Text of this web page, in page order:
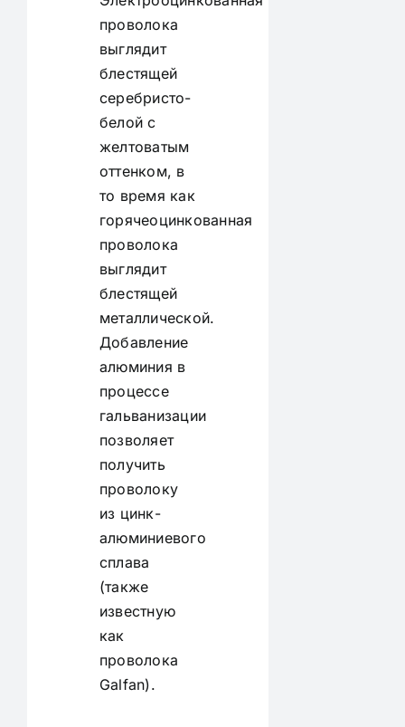
проволока
выглядит
блестящей
серебристо-
белой с
желтоватым
оттенком, в
то время как
горячеоцинкованная
проволока
выглядит
блестящей
металлической.
Добавление
алюминия в
процессе
гальванизации
позволяет
получить
проволоку
из цинк-
алюминиевого
сплава
(также
известную
как
проволока
Galfan).